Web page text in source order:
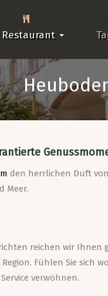
Restaurant
den herrlichen Duft
Meer.
reichen wir Ihnen
Fühlen Sie sich
verwöhnen.